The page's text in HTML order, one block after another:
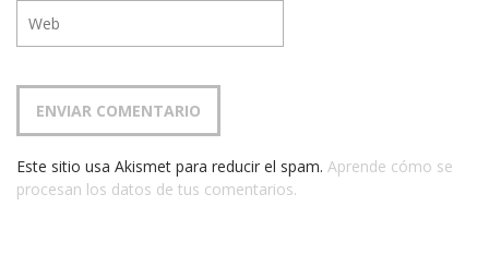
Este sitio usa Akismet para reducir el spam. Aprende cómo se
procesan los datos de tus comentarios.